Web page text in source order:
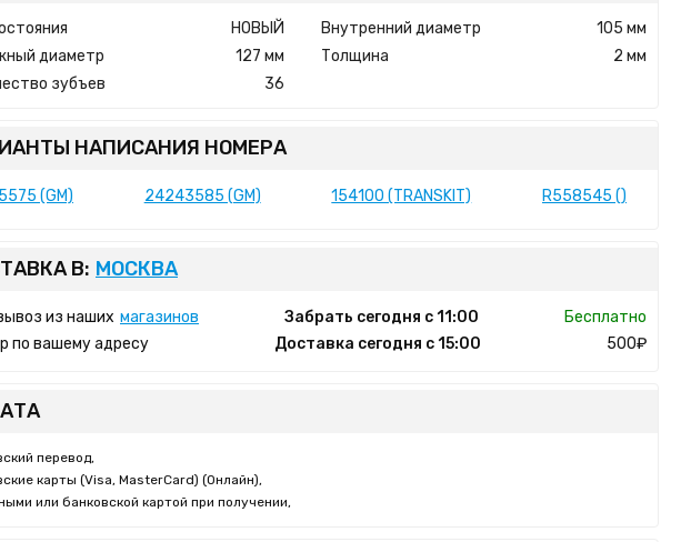
НОВЫЙ Внутренний диаметр
105 мм
диаметр
127 мм Толщина
2 мм
зубъев
36
НАПИСАНИЯ НОМЕРА
(GM) 24243585 (GM) 154100 (TRANSKIT) R558545 ()
В: МОСКВА
из наших магазинов Забрать сегодня с 11:00
Бесплатно
по вашему адресу
Доставка сегодня с 15:00 500₽
перевод,
карты (Visa, MasterCard) (Онлайн),
или банковской картой при получении,